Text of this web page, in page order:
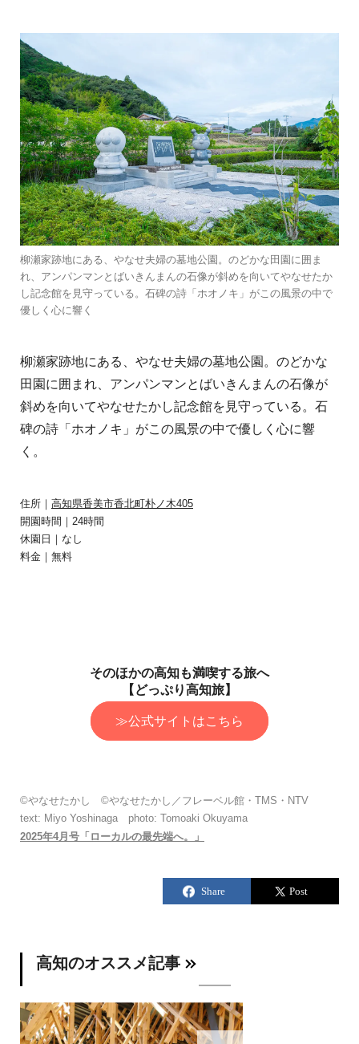
柳瀬家跡地にある、やなせ夫婦の墓地公園。のどかな田園に囲ま
れ、アンパンマンとばいきんまんの石像が斜めを向いてやなせたか
し記念館を見守っている。石碑の詩「ホオノキ」がこの風景の中で
優しく心に響く
柳瀬家跡地にある、やなせ夫婦の墓地公園。のどかな
田園に囲まれ、アンパンマンとばいきんまんの石像が
斜めを向いてやなせたかし記念館を見守っている。石
碑の詩「ホオノキ」がこの風景の中で優しく心に響
く。
住所｜ 高知県香美市香北町朴ノ木405
開園時間｜24時間
休園日｜なし
料金｜無料
そのほかの高知も満喫する旅へ
【どっぷり高知旅】
≫公式サイトはこちら
©やなせたかし ©やなせたかし／フレーベル館・TMS・NTV
text: Miyo Yoshinaga photo: Tomoaki Okuyama
2025年4月号「ローカルの最先端へ。」
高知のオススメ記事